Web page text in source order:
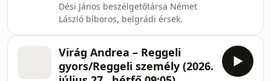
Dési János beszélgetőtársa Német
László bíboros, belgrádi érsek.
Virág Andrea – Reggeli
gyors/Reggeli személy (2026.